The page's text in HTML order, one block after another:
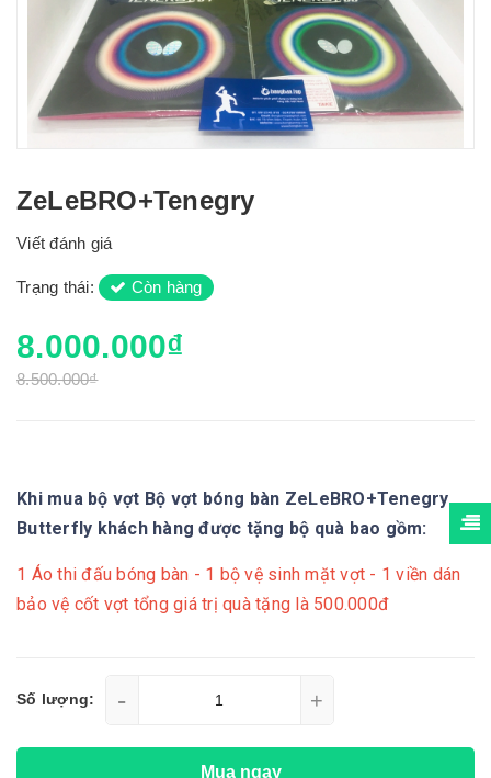
ZeLeBRO+Tenegry
Viết đánh giá
Trạng thái: Còn hàng
8.000.000₫
8.500.000₫
Khi mua bộ vợt Bộ vợt bóng bàn ZeLeBRO+Tenegry
Butterfly khách hàng được tặng bộ quà bao gồm:
1 Áo thi đấu bóng bàn - 1 bộ vệ sinh mặt vợt - 1 viền dán
bảo vệ cốt vợt tổng giá trị quà tặng là 500.000đ
Số lượng: - +
Mua ngay